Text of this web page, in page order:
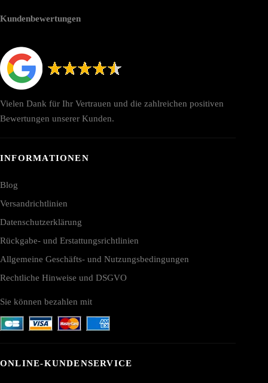
Kundenbewertungen
Vielen Dank für Ihr Vertrauen und die zahlreichen positiven
Bewertungen unserer Kunden.
INFORMATIONEN
Blog
Versandrichtlinien
Datenschutzerklärung
Rückgabe- und Erstattungsrichtlinien
Allgemeine Geschäfts- und Nutzungsbedingungen
Rechtliche Hinweise und DSGVO
Sie können bezahlen mit
ONLINE-KUNDENSERVICE